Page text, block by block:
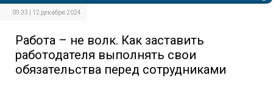
09:33 | 12 декабря 2024
Работа – не волк. Как заставить
работодателя выполнять свои
обязательства перед сотрудниками